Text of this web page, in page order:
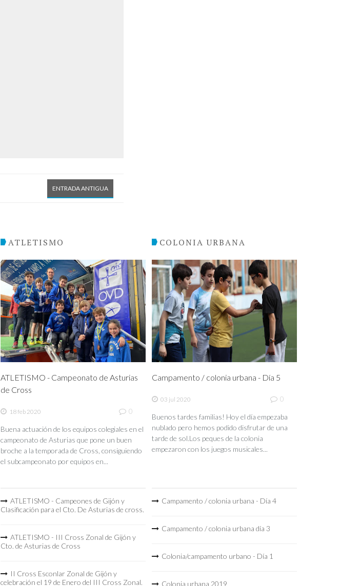
ENTRADA ANTIGUA
ATLETISMO
ATLETISMO - Campeonato de Asturias
de Cross
18 feb 2020 0
Buena actuación de los equipos colegiales en el
campeonato de Asturias que pone un buen
broche a la temporada de Cross, consiguiendo
el subcampeonato por equipos en...
ATLETISMO - Campeones de Gijón y
Clasificación para el Cto. De Asturias de cross.
ATLETISMO - III Cross Zonal de Gijón y
Cto. de Asturias de Cross
II Cross Esconlar Zonal de Gijón y
celebración el 19 de Enero del III Cross Zonal.
COLONIA URBANA
Campamento / colonia urbana - Día 5
03 jul 2020 0
Buenos tardes familias! Hoy el día empezaba
nublado pero hemos podido disfrutar de una
tarde de sol.Los peques de la colonia
empezaron con los juegos musicales...
Campamento / colonia urbana - Día 4
Campamento / colonia urbana día 3
Colonia/campamento urbano - Día 1
Colonia urbana 2019